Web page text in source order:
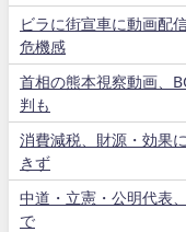
ビラに街宣車に動画配
危機感
首相の熊本視察動画、
判も
消費減税、財源・効果
きず
中道・立憲・公明代表
で